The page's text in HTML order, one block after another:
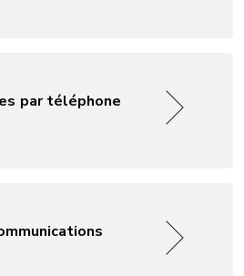
par téléphone